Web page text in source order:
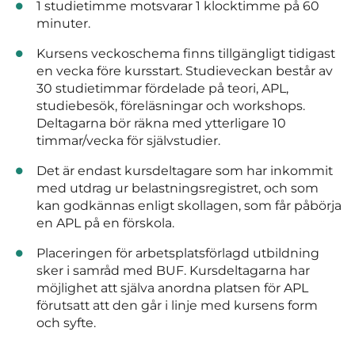
1 studietimme motsvarar 1 klocktimme på 60
minuter.
Kursens veckoschema finns tillgängligt tidigast
en vecka före kursstart. Studieveckan består av
30 studietimmar fördelade på teori, APL,
studiebesök, föreläsningar och workshops.
Deltagarna bör räkna med ytterligare 10
timmar/vecka för självstudier.
Det är endast kursdeltagare som har inkommit
med utdrag ur belastningsregistret, och som
kan godkännas enligt skollagen, som får påbörja
en APL på en förskola.
Placeringen för arbetsplatsförlagd utbildning
sker i samråd med BUF. Kursdeltagarna har
möjlighet att själva anordna platsen för APL
förutsatt att den går i linje med kursens form
och syfte.